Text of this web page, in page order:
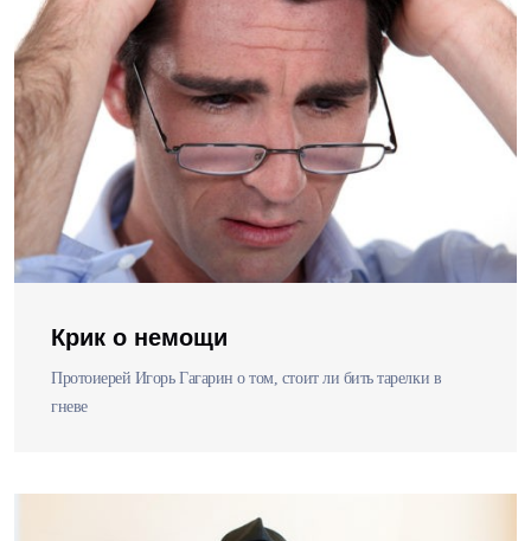
Крик о немощи
Протоиерей Игорь Гагарин о том, стоит ли бить тарелки в
гневе